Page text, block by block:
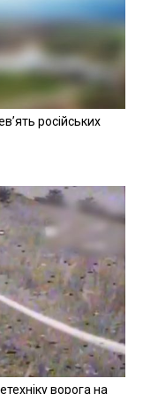
російських
ворога на